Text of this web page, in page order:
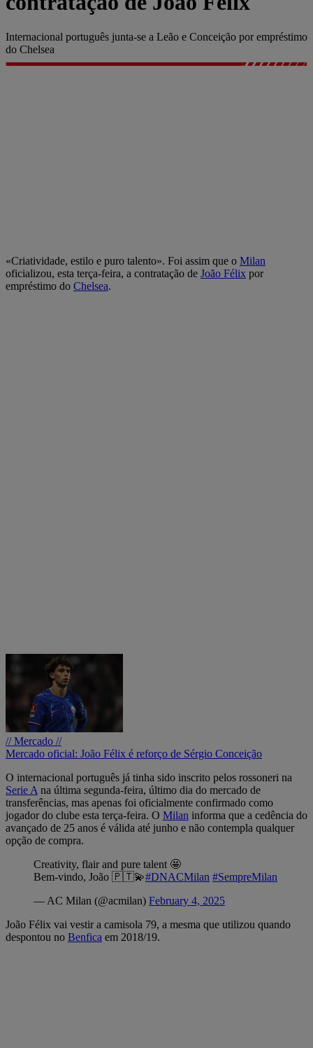
Internacional português junta-se a Leão e Conceição por empréstimo
do Chelsea
«Criatividade, estilo e puro talento». Foi assim que o Milan
oficializou, esta terça-feira, a contratação de João Félix por
empréstimo do Chelsea.
// Mercado //
Mercado oficial: João Félix é reforço de Sérgio Conceição
O internacional português já tinha sido inscrito pelos rossoneri na
Serie A na última segunda-feira, último dia do mercado de
transferências, mas apenas foi oficialmente confirmado como
jogador do clube esta terça-feira. O Milan informa que a cedência do
avançado de 25 anos é válida até junho e não contempla qualquer
opção de compra.
Creativity, flair and pure talent 🤩
Bem-vindo, João 🇵🇹💫#DNACMilan #SempreMilan
— AC Milan (@acmilan) February 4, 2025
João Félix vai vestir a camisola 79, a mesma que utilizou quando
despontou no Benfica em 2018/19.